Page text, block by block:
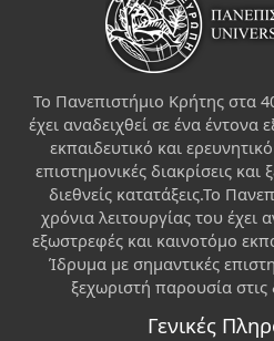
Το Πανεπιστήμιο Κρήτης στα
έχει αναδειχθεί σε ένα έντονα
εκπαιδευτικό και
επιστημονικές διακρίσεις
διεθνείς κατατάξεις.Το
χρόνια λειτουργίας του έχει
εξωστρεφές και καινοτόμο
Ίδρυμα με σημαντικές
ξεχωριστή παρουσία στις
Γενικές